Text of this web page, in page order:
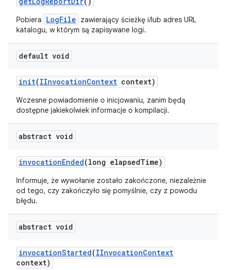
Pobiera LogFile
zawierający ścieżkę i/lub adres URL
katalogu, w którym są zapisywane logi.
default void
init(IInvocationContext context)
Wczesne powiadomienie o inicjowaniu, zanim będą
dostępne jakiekolwiek informacje o kompilacji.
abstract void
invocationEnded(long elapsedTime)
Informuje, że wywołanie zostało zakończone, niezależnie
od tego, czy zakończyło się pomyślnie, czy z powodu
błędu.
abstract void
invocationStarted(IInvocationContext
context)